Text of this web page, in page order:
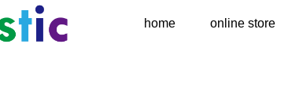
home online store